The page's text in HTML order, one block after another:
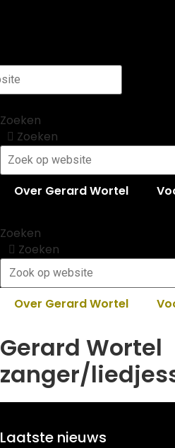
Zoeken
Zoeken
Over Gerard Wortel
Zoeken
Zoeken
Over Gerard Wortel
Gerard Wortel
zanger/
Laatste nieuws